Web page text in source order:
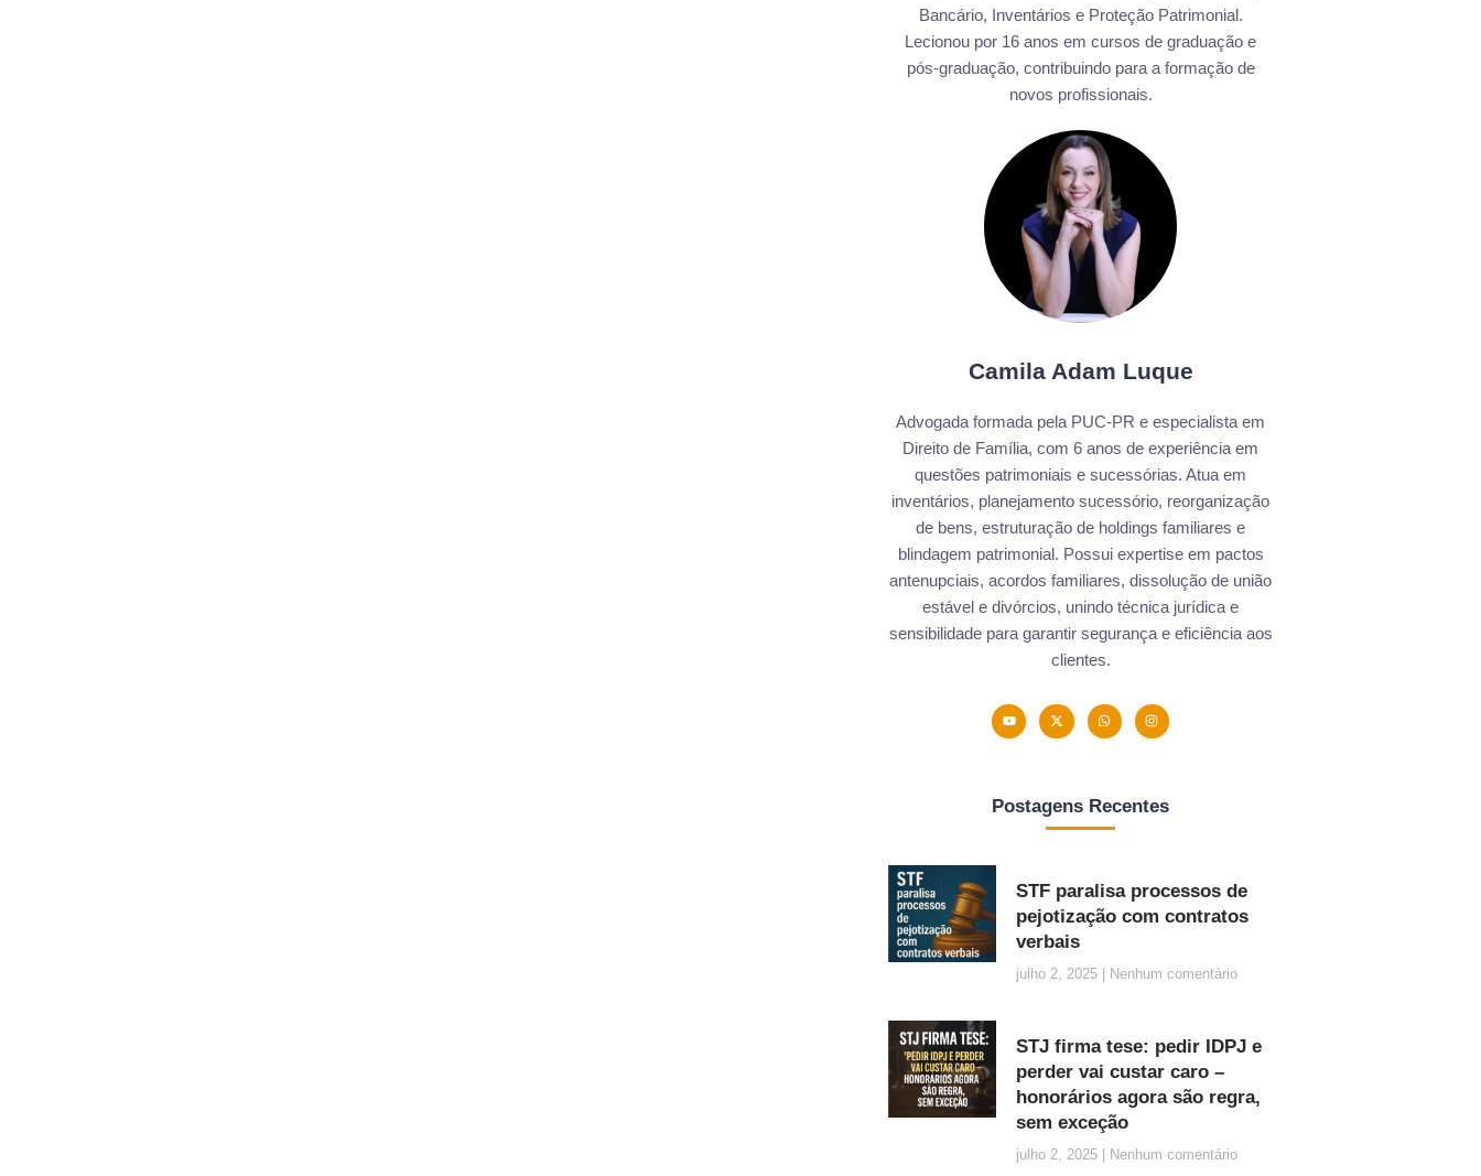
Bancário, Inventários e Proteção Patrimonial.
Lecionou por 16 anos em cursos de graduação e
pós-graduação, contribuindo para a formação de
novos profissionais.
Camila Adam Luque
Advogada formada pela PUC-PR e especialista em
Direito de Família, com 6 anos de experiência em
questões patrimoniais e sucessórias. Atua em
inventários, planejamento sucessório, reorganização
de bens, estruturação de holdings familiares e
blindagem patrimonial. Possui expertise em pactos
antenupciais, acordos familiares, dissolução de união
estável e divórcios, unindo técnica jurídica e
sensibilidade para garantir segurança e eficiência aos
clientes.
Postagens Recentes
STF paralisa processos de
pejotização com contratos
verbais
julho 2, 2025 Nenhum comentário
STJ firma tese: pedir IDPJ e
perder vai custar caro –
honorários agora são regra,
sem exceção
julho 2, 2025 Nenhum comentário